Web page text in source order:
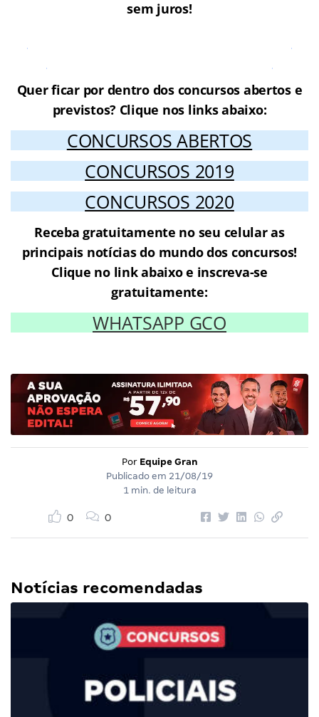
sem juros!
Quer ficar por dentro dos concursos abertos e
previstos? Clique nos links abaixo:
CONCURSOS ABERTOS
CONCURSOS 2019
CONCURSOS 2020
Receba gratuitamente no seu celular as
principais notícias do mundo dos concursos!
Clique no link abaixo e inscreva-se
gratuitamente:
WHATSAPP GCO
Por Equipe Gran
Publicado em 21/08/19
1 min. de leitura
0 0
Notícias recomendadas